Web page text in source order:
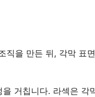
직을 만든 뒤, 각막 표면
거칩니다. 라섹은 각